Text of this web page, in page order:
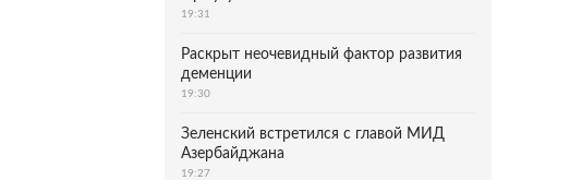
19:31
Раскрыт неочевидный фактор развития
деменции
19:30
Зеленский встретился с главой МИД
Азербайджана
19:27